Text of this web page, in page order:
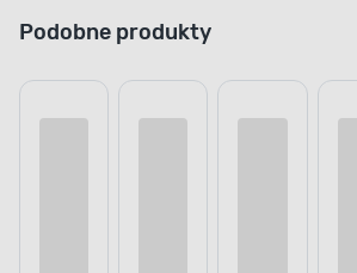
Podobne produkty